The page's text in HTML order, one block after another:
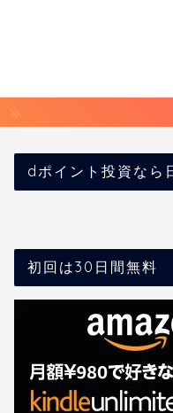
dポイント投資なら
初回は30日間無料